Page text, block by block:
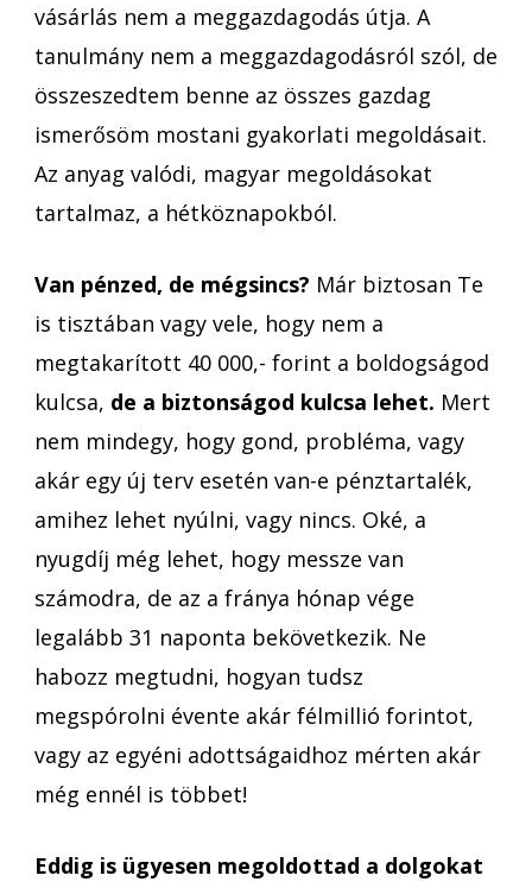
vásárlás nem a meggazdagodás útja. A
tanulmány nem a meggazdagodásról szól, de
összeszedtem benne az összes gazdag
ismerősöm mostani gyakorlati megoldásait.
Az anyag valódi, magyar megoldásokat
tartalmaz, a hétköznapokból.
Van pénzed, de mégsincs? Már biztosan Te
is tisztában vagy vele, hogy nem a
megtakarított 40 000,- forint a boldogságod
kulcsa, de a biztonságod kulcsa lehet. Mert
nem mindegy, hogy gond, probléma, vagy
akár egy új terv esetén van-e pénztartalék,
amihez lehet nyúlni, vagy nincs. Oké, a
nyugdíj még lehet, hogy messze van
számodra, de az a fránya hónap vége
legalább 31 naponta bekövetkezik. Ne
habozz megtudni, hogyan tudsz
megspórolni évente akár félmillió forintot,
vagy az egyéni adottságaidhoz mérten akár
még ennél is többet!
Eddig is ügyesen megoldottad a dolgokat